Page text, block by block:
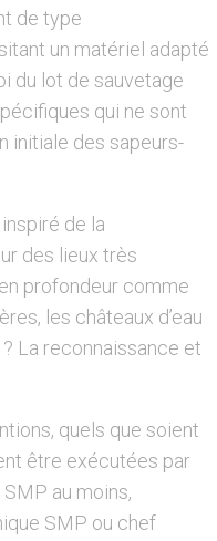
de type
un matériel adapté
du lot de sauvetage
qui ne sont
initiale des sapeurs-
de la
des lieux très
profondeur comme
les châteaux d’eau
La reconnaissance et
quels que soient
être exécutées par
au moins,
SMP ou chef